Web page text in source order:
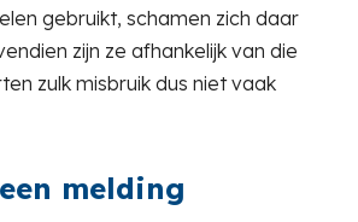
gebruikt, schamen zich daar
zijn ze afhankelijk van die
zulk misbruik dus niet vaak
melding